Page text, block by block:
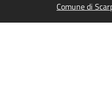
Comune di